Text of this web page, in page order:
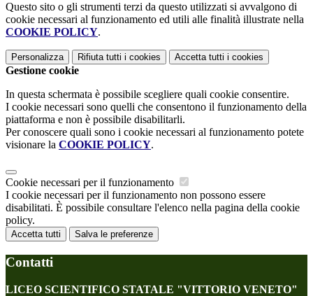
Questo sito o gli strumenti terzi da questo utilizzati si avvalgono di
cookie necessari al funzionamento ed utili alle finalità illustrate nella
COOKIE POLICY.
Personalizza Rifiuta tutti i cookies Accetta tutti i cookies
Gestione cookie
In questa schermata è possibile scegliere quali cookie consentire.
I cookie necessari sono quelli che consentono il funzionamento della
piattaforma e non è possibile disabilitarli.
Per conoscere quali sono i cookie necessari al funzionamento potete
visionare la COOKIE POLICY.
Cookie necessari per il funzionamento
I cookie necessari per il funzionamento non possono essere
disabilitati. È possibile consultare l'elenco nella pagina della cookie
policy.
Accetta tutti Salva le preferenze
Contatti
LICEO SCIENTIFICO STATALE "VITTORIO VENETO"